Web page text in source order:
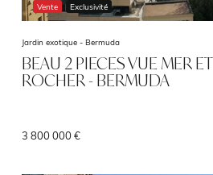
Vente Exclusivité
Jardin exotique - Bermuda
BEAU 2 PIECES VUE MER ET
ROCHER - BERMUDA
3 800 000 €